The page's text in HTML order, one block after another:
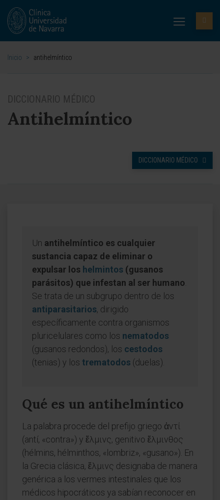
Inicio > antihelmíntico
DICCIONARIO MÉDICO
Antihelmíntico
DICCIONARIO MÉDICO
Un antihelmíntico es cualquier
sustancia capaz de eliminar o
expulsar los helmintos (gusanos
parásitos) que infestan al ser humano
Se trata de un subgrupo dentro de los
antiparasitarios, dirigido
específicamente contra organismos
pluricelulares como los nematodos
(gusanos redondos), los cestodos
(tenias) y los trematodos (duelas).
Qué es un antihelmíntico
La palabra procede del prefijo griego ἀντί
(antí, «contra») y ἕλμινς, genitivo ἕλμινθος
(hélmins, hélminthos, «lombriz», «gusano»). En
la Grecia clásica, ἕλμινς designaba de manera
genérica a los vermes intestinales que los
médicos hipocráticos ya sabían reconocer en